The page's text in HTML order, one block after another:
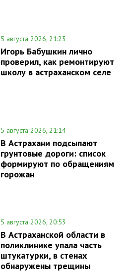
5 августа 2026, 21:23
Игорь Бабушкин лично
проверил, как ремонтируют
школу в астраханском селе
5 августа 2026, 21:14
В Астрахани подсыпают
грунтовые дороги: список
формируют по обращениям
горожан
5 августа 2026, 20:53
В Астраханской области в
поликлинике упала часть
штукатурки, в стенах
обнаружены трещины